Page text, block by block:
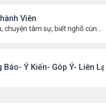
Viên
Báo- Ý Kiến- Góp Ý- Liên Lạc